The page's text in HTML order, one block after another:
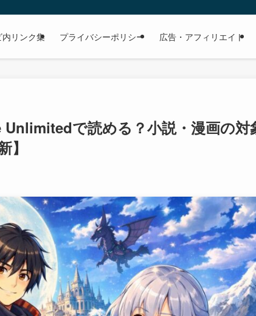
リンク集 プライバシーポリシー 広告・アフィリエイト
Unlimitedで読める？小説・漫画の対
】